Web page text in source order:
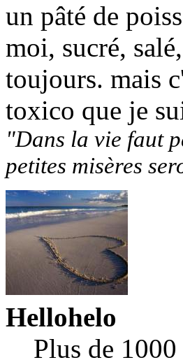
un pâté de
moi, sucré,
toujours. mais
toxico que je
"Dans la vie faut
petites misères
Hellohelo
Plus de 1000